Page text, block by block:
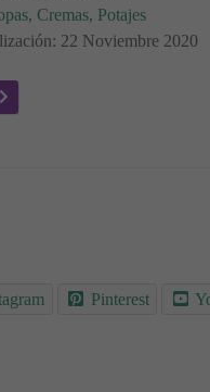
Cremas, Potajes
22 Noviembre 2020
BrócoliCrema de Verduras y
Pinterest